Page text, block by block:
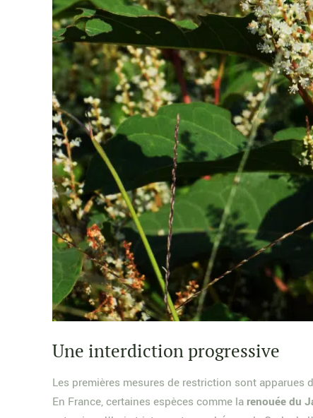
Une interdiction progressive
Les premières mesures de restriction sont
En France, certaines espèces comme la renouée du